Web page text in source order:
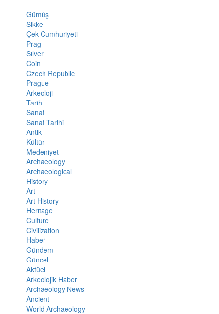
Gümüş
Sikke
Çek Cumhuriyeti
Prag
Silver
Coin
Czech Republic
Prague
Arkeoloji
Tarih
Sanat
Sanat Tarihi
Antik
Kültür
Medeniyet
Archaeology
Archaeological
History
Art
Art History
Heritage
Culture
Civilization
Haber
Gündem
Güncel
Aktüel
Arkeolojik Haber
Archaeology News
Ancient
World Archaeology